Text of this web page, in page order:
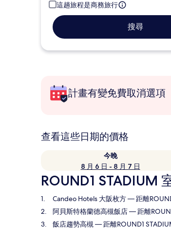
這趟旅程是商務旅行
搜尋
計畫有變免費取消選項
查看這些日期的價格
今晚
8 月 6 日 - 8 月 7 日
ROUND1 STADIUM
Candeo Hotels 大阪枚方— 距離
阿貝斯特格蘭德高槻飯店— 距離
飯店趨勢高槻— 距離ROUND1